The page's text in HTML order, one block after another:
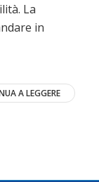
La
in
A LEGGERE